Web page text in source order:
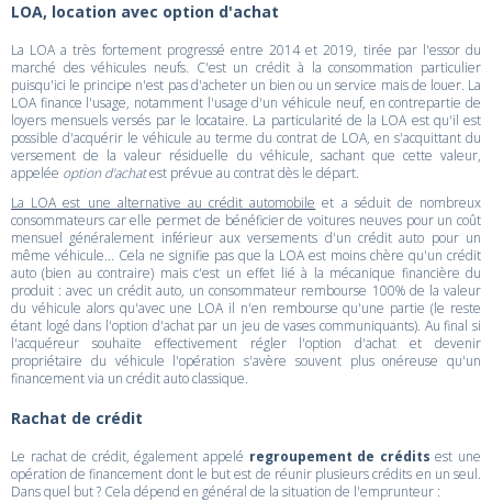
LOA, location avec option d'achat
La LOA a très fortement progressé entre 2014 et 2019, tirée par l'essor du
marché des véhicules neufs. C'est un crédit à la consommation particulier
puisqu'ici le principe n'est pas d'acheter un bien ou un service mais de louer. La
LOA finance l'usage, notamment l'usage d'un véhicule neuf, en contrepartie de
loyers mensuels versés par le locataire. La particularité de la LOA est qu'il est
possible d'acquérir le véhicule au terme du contrat de LOA, en s'acquittant du
versement de la valeur résiduelle du véhicule, sachant que cette valeur,
appelée option d'achatest prévue au contrat dès le départ.
La LOA est une alternative au crédit automobile et a séduit de nombreux
consommateurs car elle permet de bénéficier de voitures neuves pour un coût
mensuel généralement inférieur aux versements d'un crédit auto pour un
même véhicule... Cela ne signifie pas que la LOA est moins chère qu'un crédit
auto (bien au contraire) mais c'est un effet lié à la mécanique financière du
produit : avec un crédit auto, un consommateur rembourse 100% de la valeur
du véhicule alors qu'avec une LOA il n'en rembourse qu'une partie (le reste
étant logé dans l'option d'achat par un jeu de vases communiquants). Au final si
l'acquéreur souhaite effectivement régler l'option d'achat et devenir
propriétaire du véhicule l'opération s'avère souvent plus onéreuse qu'un
financement via un crédit auto classique.
Rachat de crédit
Le rachat de crédit, également appelé regroupement de crédits est une
opération de financement dont le but est de réunir plusieurs crédits en un seul.
Dans quel but ? Cela dépend en général de la situation de l'emprunteur :